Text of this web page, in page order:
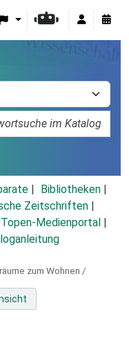
Bibliotheken
Zeitschriften
Medienportal
zum Wohnen /